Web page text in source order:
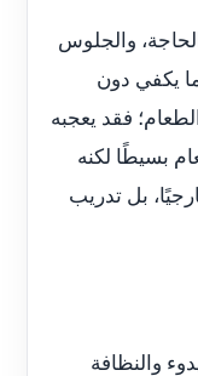
والجلوس
يكفي دون
فقد يعجبه
بسيطًا لكنه
بل تدريب
والنظافة